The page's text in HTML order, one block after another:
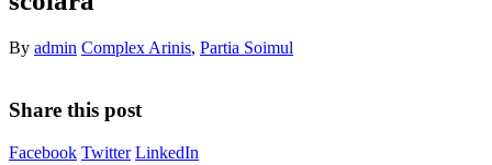
By admin Complex Arinis, Partia Soimul
Share this post
Facebook Twitter LinkedIn